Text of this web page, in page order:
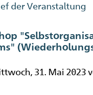
der Veranstaltung
31. Mai 2023